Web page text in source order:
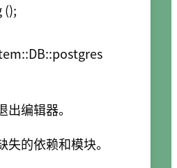
();
编辑器。
失的依赖和模块。